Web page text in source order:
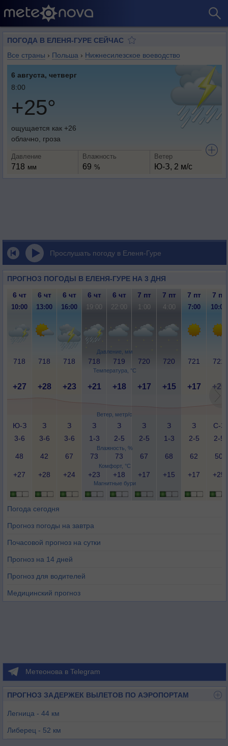
ПОГОДА В ЕЛЕНЯ-ГУРЕ СЕЙЧАС
Все страны › Польша › Нижнесилезское воеводство
6 августа, четверг
8:00
+25°
ощущается как +26
облачно, гроза
Давление
718 мм
Влажность
69 %
Ветер
Ю-З, 2 м/с
Прослушать погоду в Еленя-Гуре
ПРОГНОЗ ПОГОДЫ В ЕЛЕНЯ-ГУРЕ НА 3 ДНЯ
Давление, мм
Температура, °C
Ветер, метр/с
Влажность, %
Комфорт, °C
Магнитные бури
6 чт 6 чт 6 чт 6 чт 6 чт 7 пт 7 пт 7 пт 7 пт
10:00 13:00 16:00 19:00 22:00 1:00 4:00 7:00 10:00
718 718 718 718 719 720 720 721 721
+27 +28 +23 +21 +18 +17 +15 +17 +20
Ю-З
3-6
З
3-6
З
3-6
З
1-3
З
2-5
З
2-5
З
1-3
З
2-5
С-З
2-5
48 42 67 73 73 67 68 62 50
+27 +28 +24 +23 +18 +17 +15 +17 +25
Погода сегодня
Прогноз погоды на завтра
Почасовой прогноз на сутки
Прогноз на 14 дней
Прогноз для водителей
Медицинский прогноз
Метеонова в Telegram
ПРОГНОЗ ЗАДЕРЖЕК ВЫЛЕТОВ ПО АЭРОПОРТАМ
Легница - 44 км
Либерец - 52 км